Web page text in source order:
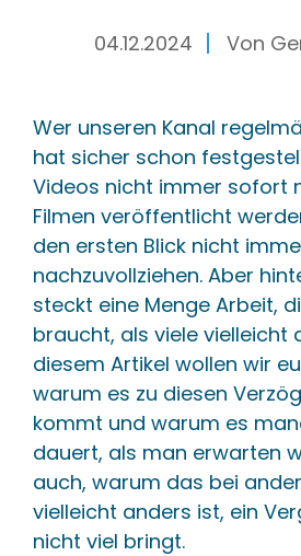
04.12.2024 Von
Wer unseren Kanal
hat sicher schon
Videos nicht immer sofort
Filmen veröffentlicht
den ersten Blick nicht
nachzuvollziehen. Aber
steckt eine Menge Arbeit,
braucht, als viele vielleicht
diesem Artikel wollen wir
warum es zu diesen
kommt und warum es
dauert, als man erwarten
auch, warum das bei
vielleicht anders ist, ein
nicht viel bringt.